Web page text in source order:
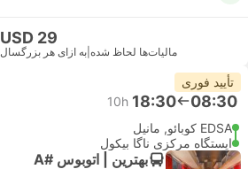
USD 29
مالیات‌ها لحاظ شده به ازای هر بزرگسال
تأیید فوری
08:30
18:30
10h
EDSA کوبائو, مانیل
ایستگاه مرکزی ناگا بیکول
بهترین | اتوبوس #A